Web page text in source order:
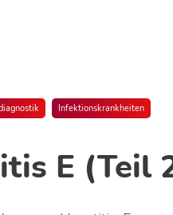
Infektionskrankheiten
E (Teil